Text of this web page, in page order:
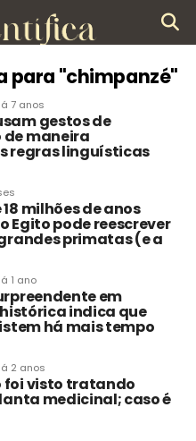
para "chimpanzé"
7 anos
gestos de
maneira
regras linguísticas
milhões de anos
Egito pode reescrever
primatas (e a
1 ano
em
indica que
há mais tempo
2 anos
foi visto tratando
medicinal; caso é